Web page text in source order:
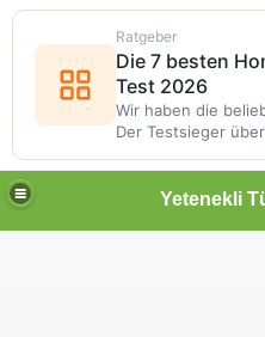
Ratgeber
Die 7 besten
Test 2026
Wir haben die
Der Testsieger